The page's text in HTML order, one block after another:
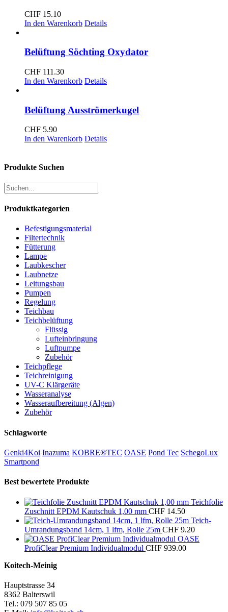
CHF 15.10
In den Warenkorb Details
Belüftung Söchting Oxydator
CHF 111.30
In den Warenkorb Details
Belüftung Ausströmerkugel
CHF 5.90
In den Warenkorb Details
Produkte Suchen
Produktkategorien
Befestigungsmaterial
Filtertechnik
Fütterung
Lampe
Laubkescher
Laubnetze
Leitungsbau
Pumpen
Regelung
Teichbau
Teichbelüftung
Flüssig
Lufteinbringung
Luftpumpe
Zubehör
Teichpflege
Teichreinigung
UV-C Klärgeräte
Wasseranalyse
Wasseraufbereitung (Algen)
Zubehör
Schlagworte
Genki4Koi Inazuma KOBRE®TEC OASE Pond Tec SchegoLux
Smartpond
Best bewertete Produkte
Teichfolie
Zuschnitt EPDM Kautschuk 1,00 mm CHF 14.50
Teich-
Umrandungsband 14cm, 1 lfm, Rolle 25m CHF 9.20
OASE
ProfiClear Premium Individualmodul CHF 939.00
Koitech-Meinig
Hauptstrasse 34
8362 Balterswil
Tel.: 079 507 85 05